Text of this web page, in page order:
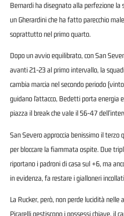
Bernardi ha disegnato alla perfezione la
un Gherardini che ha fatto parecchio
soprattutto nel primo quarto.
Dopo un avvio equilibrato, con San
avanti 21-23 al primo intervallo, la
cambia marcia nel secondo periodo
guidano l’attacco, Bedetti porta energia
piazza il break che vale il 56-47
San Severo approccia benissimo il
per bloccare la fiammata ospite. Due
riportano i padroni di casa sul +6, ma
in evidenza, fa restare i gialloneri
La Rucker, però, non perde lucidità nelle
Picarelli gestiscono i possessi chiave, il